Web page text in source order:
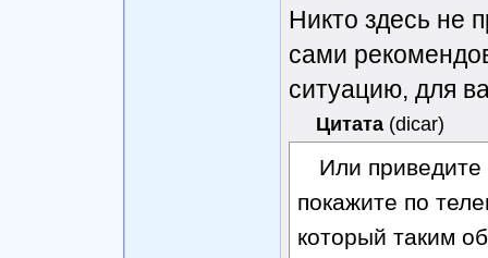
Никто здесь не
сами
ситуацию, для
Цитата (dicar)
Или
покажите по
который таким